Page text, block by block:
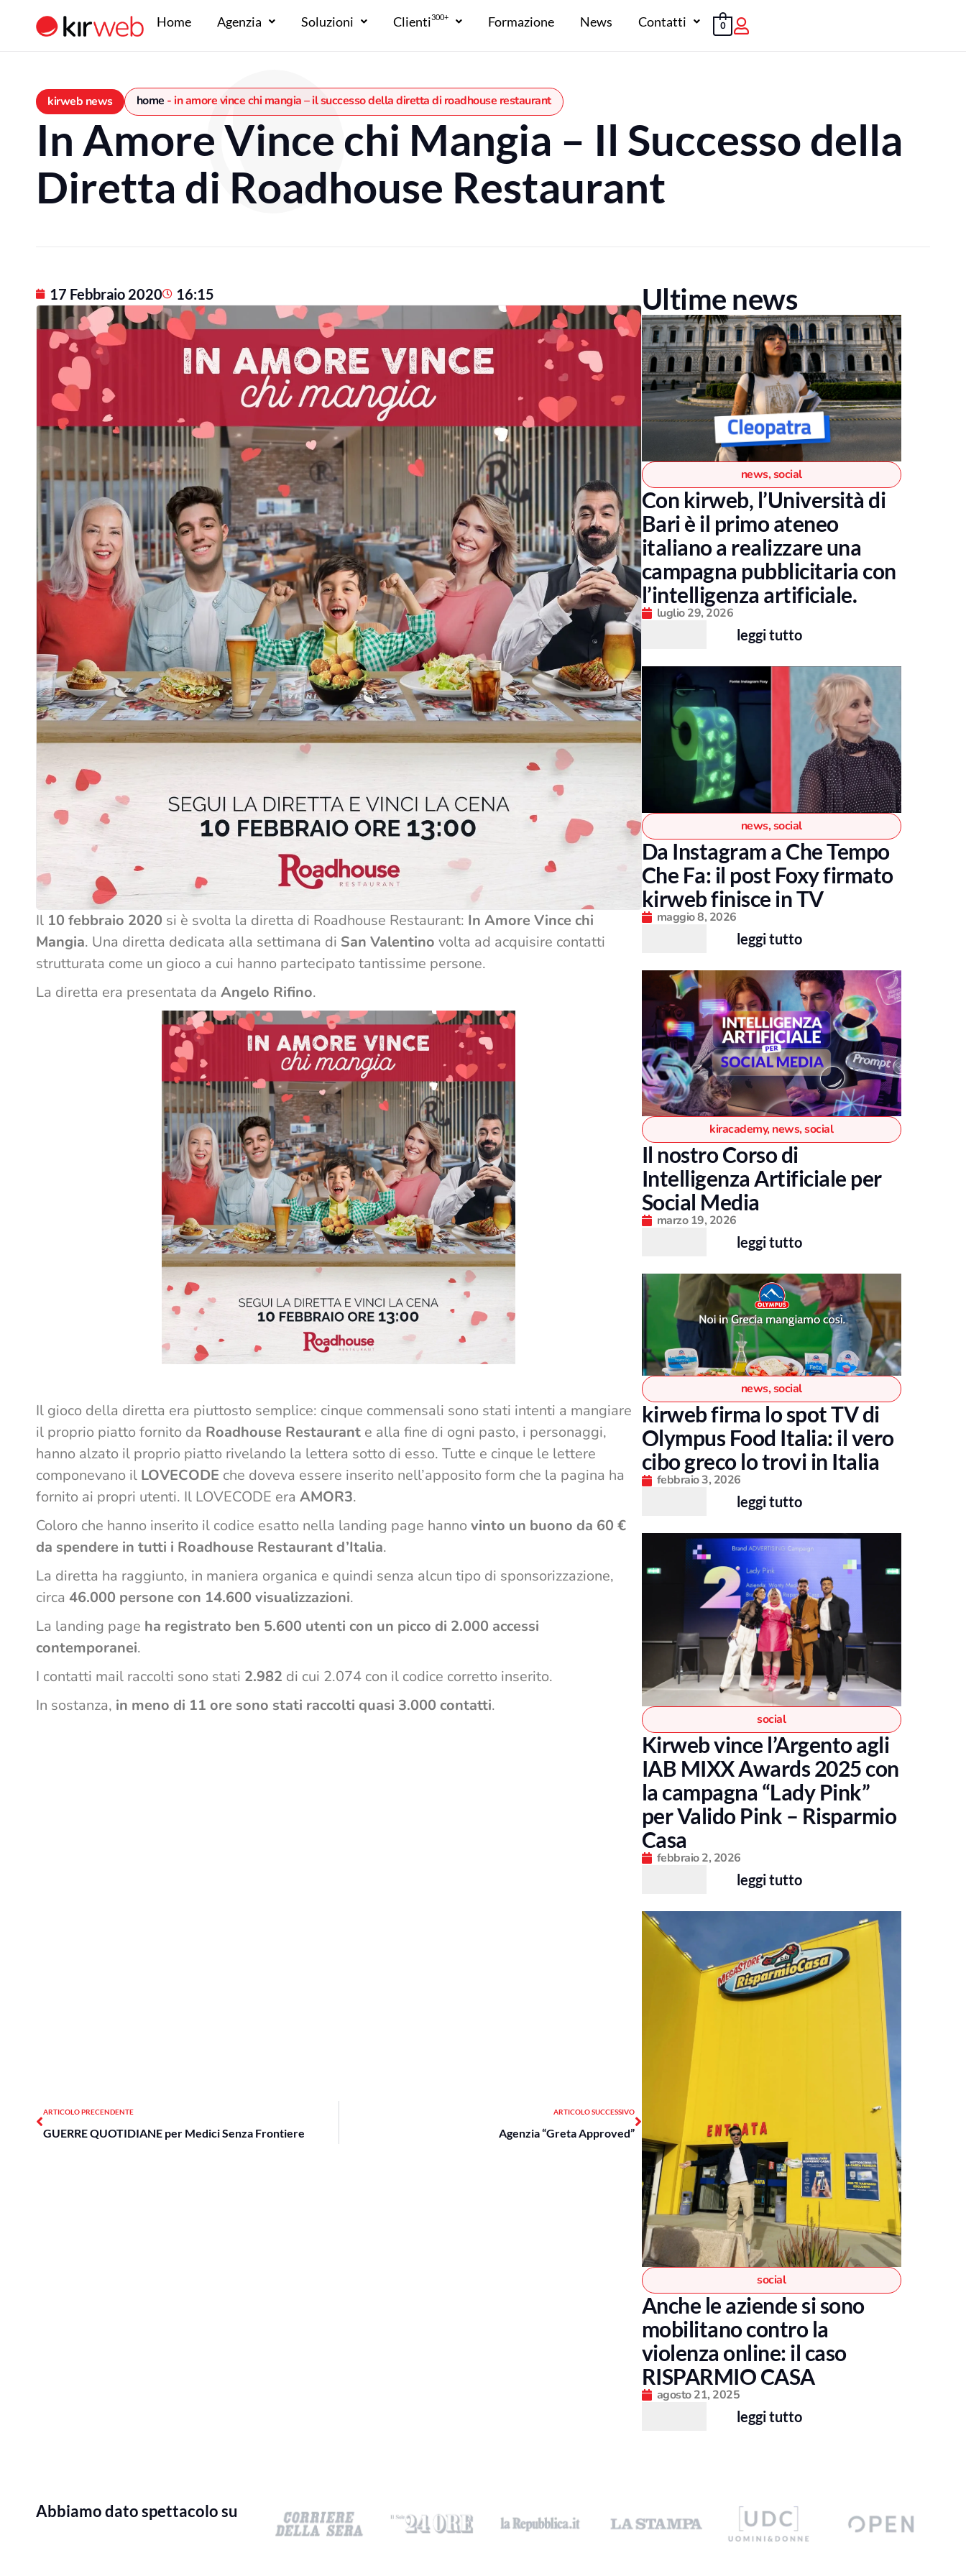
Home Agenzia Soluzioni Clienti300+ Formazione News Contatti 0
kirweb news home -in amore vince chi mangia – il successo della diretta di roadhouse restaurant
In Amore Vince chi Mangia – Il Successo della
Diretta di Roadhouse Restaurant
17 Febbraio 2020 16:15
Il 10 febbraio 2020 si è svolta la diretta di Roadhouse Restaurant: In Amore Vince chi
Mangia. Una diretta dedicata alla settimana di San Valentino volta ad acquisire contatti
strutturata come un gioco a cui hanno partecipato tantissime persone.
La diretta era presentata da Angelo Rifino.
Il gioco della diretta era piuttosto semplice: cinque commensali sono stati intenti a mangiare
il proprio piatto fornito da Roadhouse Restaurant e alla fine di ogni pasto, i personaggi,
hanno alzato il proprio piatto rivelando la lettera sotto di esso. Tutte e cinque le lettere
componevano il LOVECODE che doveva essere inserito nell’apposito form che la pagina ha
fornito ai propri utenti. Il LOVECODE era AMOR3.
Coloro che hanno inserito il codice esatto nella landing page hanno vinto un buono da 60 €
da spendere in tutti i Roadhouse Restaurant d’Italia.
La diretta ha raggiunto, in maniera organica e quindi senza alcun tipo di sponsorizzazione,
circa 46.000 persone con 14.600 visualizzazioni.
La landing page ha registrato ben 5.600 utenti con un picco di 2.000 accessi
contemporanei.
I contatti mail raccolti sono stati 2.982 di cui 2.074 con il codice corretto inserito.
In sostanza, in meno di 11 ore sono stati raccolti quasi 3.000 contatti.
Precedente
ARTICOLO PRECENDENTE
GUERRE QUOTIDIANE per Medici Senza Frontiere
ARTICOLO SUCCESSIVO
Agenzia “Greta Approved”
Successivo
Ultime news
news,social
Con kirweb, l’Università di
Bari è il primo ateneo
italiano a realizzare una
campagna pubblicitaria con
l’intelligenza artificiale.
luglio 29, 2026
leggi tutto
news,social
Da Instagram a Che Tempo
Che Fa: il post Foxy firmato
kirweb finisce in TV
maggio 8, 2026
leggi tutto
kiracademy,news,social
Il nostro Corso di
Intelligenza Artificiale per
Social Media
marzo 19, 2026
leggi tutto
news,social
kirweb firma lo spot TV di
Olympus Food Italia: il vero
cibo greco lo trovi in Italia
febbraio 3, 2026
leggi tutto
social
Kirweb vince l’Argento agli
IAB MIXX Awards 2025 con
la campagna “Lady Pink”
per Valido Pink – Risparmio
Casa
febbraio 2, 2026
leggi tutto
social
Anche le aziende si sono
mobilitano contro la
violenza online: il caso
RISPARMIO CASA
agosto 21, 2025
leggi tutto
Abbiamo dato spettacolo su